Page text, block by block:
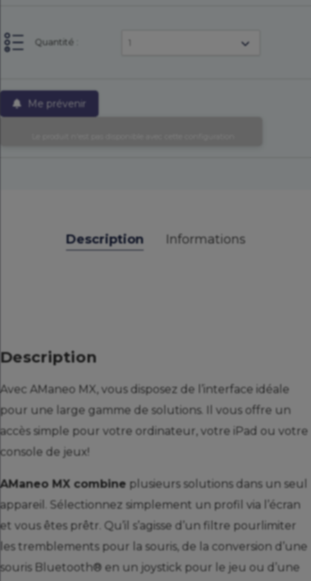
Quantité :
Me prévenir
Description Informations
Description
Avec AManeo MX, vous disposez de l’interface idéale
pour une large gamme de solutions. Il vous offre un
accès simple pour votre ordinateur, votre iPad ou votre
console de jeux!
AManeo MX combine plusieurs solutions dans un seul
appareil. Sélectionnez simplement un profil via l’écran
et vous êtes prêtr. Qu’il s’agisse d’un filtre pourlimiter
les tremblements pour la souris, de la conversion d’une
souris Bluetooth® en un joystick pour le jeu ou d’une